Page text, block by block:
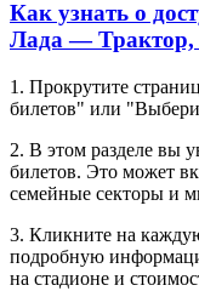
Как узнать о
Лада — Трактор,
1. Прокрутите
билетов" или
2. В этом разделе вы
билетов. Это может
семейные секторы и
3. Кликните на
подробную
на стадионе и